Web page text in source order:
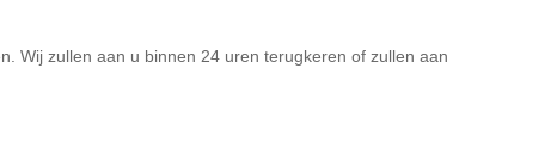
Wij zullen aan u binnen 24 uren terugkeren of zullen aan